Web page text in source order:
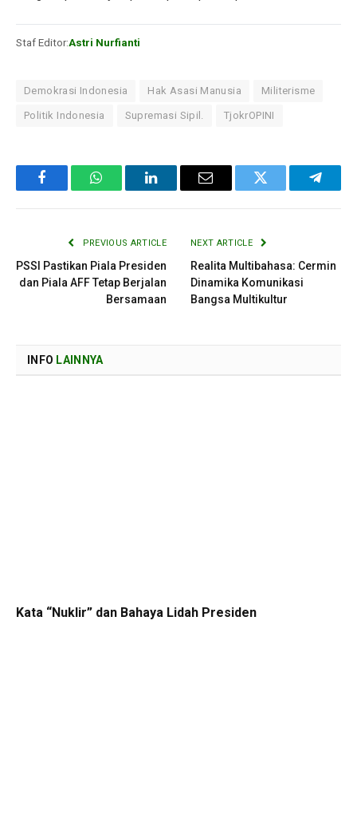
Staf Editor:Astri Nurfianti
Demokrasi Indonesia Hak Asasi Manusia Militerisme
Politik Indonesia Supremasi Sipil. TjokrOPINI
FacebookWhatsAppLinkedInEmail Twitter
PREVIOUS ARTICLE
PSSI Pastikan Piala Presiden
dan Piala AFF Tetap Berjalan
Bersamaan
NEXT ARTICLE
Realita Multibahasa: Cermin
Dinamika Komunikasi
Bangsa Multikultur
INFO LAINNYA
Kata “Nuklir” dan Bahaya Lidah Presiden